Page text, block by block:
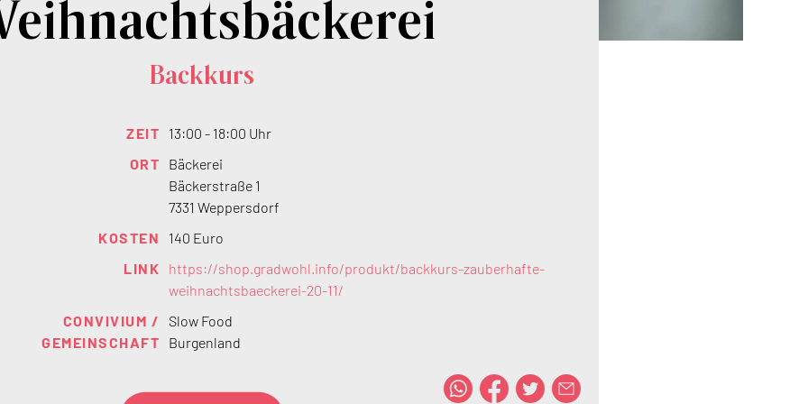
Backkurs
ZEIT
13:00 - 18:00 Uhr
ORT
Bäckerei
Bäckerstraße 1
7331 Weppersdorf
KOSTEN
140 Euro
LINK
https://shop.gradwohl.info/produkt/backkurs-zauberhafte-
weihnachtsbaeckerei-20-11/
CONVIVIUM /
GEMEINSCHAFT
Slow Food
Burgenland